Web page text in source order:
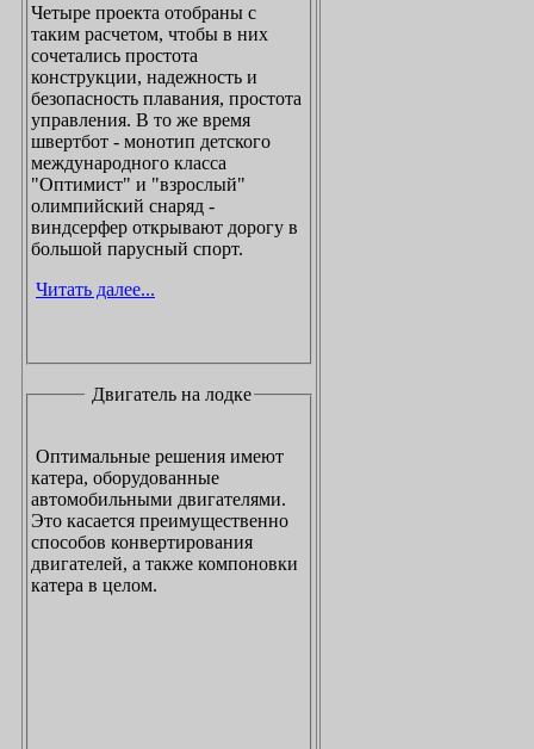
Четыре проекта отобраны с
таким расчетом, чтобы в них
сочетались простота
конструкции, надежность и
безопасность плавания, простота
управления. В то же время
швертбот - монотип детского
международного класса
"Оптимист" и "взрослый"
олимпийский снаряд -
виндсерфер открывают дорогу в
большой парусный спорт.
Читать далее...
Двигатель на лодке
Оптимальные решения имеют
катера, оборудованные
автомобильными двигателями.
Это касается преимущественно
способов конвертирования
двигателей, а также компоновки
катера в целом.